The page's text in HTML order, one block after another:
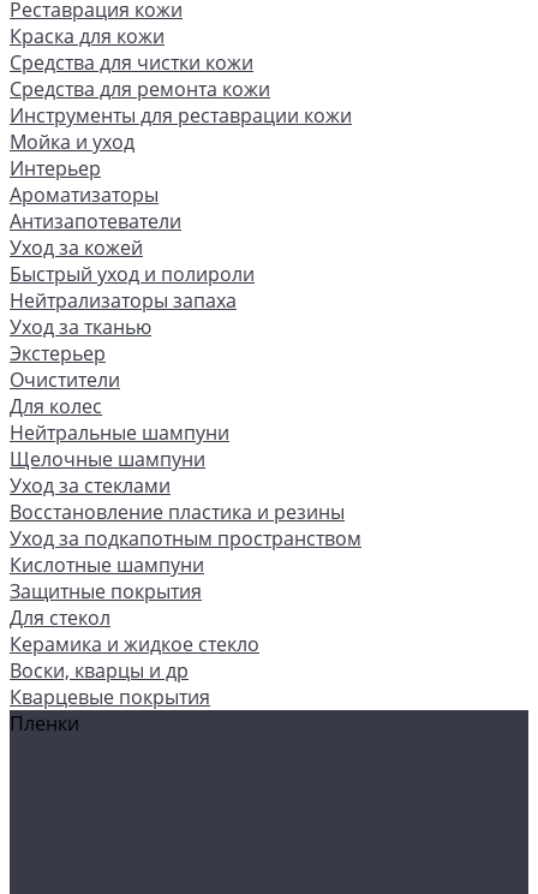
Реставрация кожи
Краска для кожи
Средства для чистки кожи
Средства для ремонта кожи
Инструменты для реставрации кожи
Мойка и уход
Интерьер
Ароматизаторы
Антизапотеватели
Уход за кожей
Быстрый уход и полироли
Нейтрализаторы запаха
Уход за тканью
Экстерьер
Очистители
Для колес
Нейтральные шампуни
Щелочные шампуни
Уход за стеклами
Восстановление пластика и резины
Уход за подкапотным пространством
Кислотные шампуни
Защитные покрытия
Для стекол
Керамика и жидкое стекло
Воски, кварцы и др
Кварцевые покрытия
Пленки